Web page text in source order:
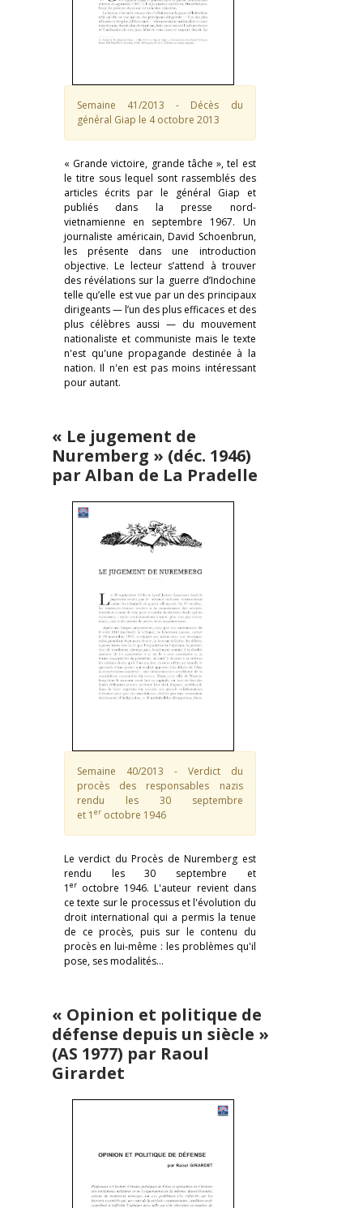
Semaine 41/2013 - Décès du
général Giap le 4 octobre 2013
« Grande victoire, grande tâche », tel est
le titre sous lequel sont rassemblés des
articles écrits par le général Giap et
publiés dans la presse nord-
vietnamienne en septembre 1967. Un
journaliste américain, David Schoenbrun,
les présente dans une introduction
objective. Le lecteur s’attend à trouver
des révélations sur la guerre d’Indochine
telle qu’elle est vue par un des principaux
dirigeants — l’un des plus efficaces et des
plus célèbres aussi — du mouvement
nationaliste et communiste mais le texte
n'est qu'une propagande destinée à la
nation. Il n'en est pas moins intéressant
pour autant.
« Le jugement de
Nuremberg » (déc. 1946)
par Alban de La Pradelle
Semaine 40/2013 - Verdict du
procès des responsables nazis
rendu les 30 septembre
et 1 er octobre 1946
Le verdict du Procès de Nuremberg est
rendu les 30 septembre et
1 er octobre 1946. L'auteur revient dans
ce texte sur le processus et l'évolution du
droit international qui a permis la tenue
de ce procès, puis sur le contenu du
procès en lui-même : les problèmes qu'il
pose, ses modalités…
« Opinion et politique de
défense depuis un siècle »
(AS 1977) par Raoul
Girardet